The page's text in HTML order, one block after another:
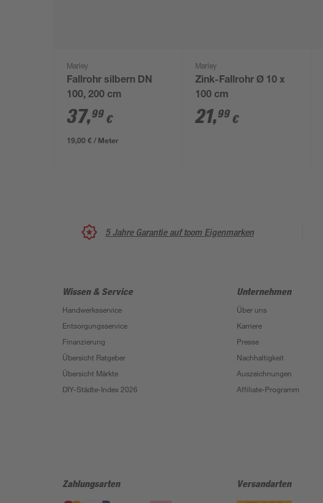
Marley
Fallrohr silbern DN
100, 200 cm
37,99 €
19,00 € / Meter
Marley
Zink-Fallrohr Ø 10 x
100 cm
21,99 €
5 Jahre Garantie auf toom Eigenmarken
Wissen & Service
Handwerksservice
Entsorgungsservice
Finanzierung
Übersicht Ratgeber
Übersicht Märkte
DIY-Städte-Index 2026
Unternehmen
Über uns
Karriere
Presse
Nachhaltigkeit
Auszeichnungen
Affiliate-Programm
Zahlungsarten Versandarten